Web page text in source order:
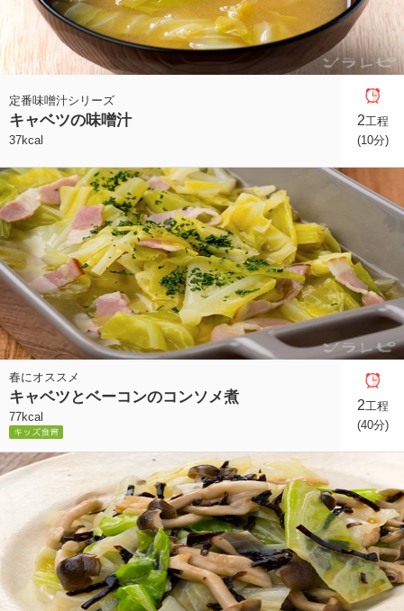
定番味噌汁シリーズ
キャベツの味噌汁
37kcal
2工程
(10分)
春にオススメ
キャベツとベーコンのコンソメ煮
77kcal
2工程
(40分)